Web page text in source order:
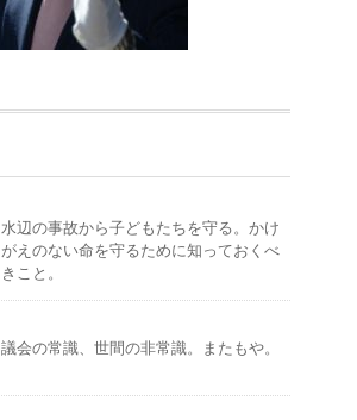
水辺の事故から子どもたちを守る。かけ
がえのない命を守るために知っておくべ
きこと。
議会の常識、世間の非常識。またもや。